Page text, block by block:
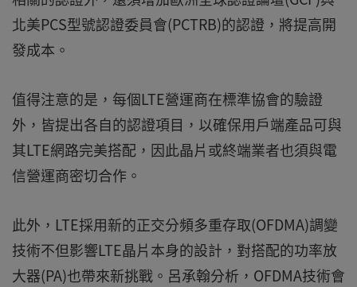
北美PCS型號認證委員會(PCTRB)的認證，將提高開
發成本。
值得注意的是，每個LTE營運商在標準協會的驗證
外，皆提出各自的認證項目，以確保用戶端產品可與
其LTE網路完美搭配，因此晶片或終端業者也須與電
信營運商密切合作。
此外，LTE採用新的正交分頻多重存取(OFDMA)調變
技術不但影響LTE晶片本身的設計，對搭配的功率放
大器(PA)也帶來新挑戰。呂承翰分析，OFDMA技術會